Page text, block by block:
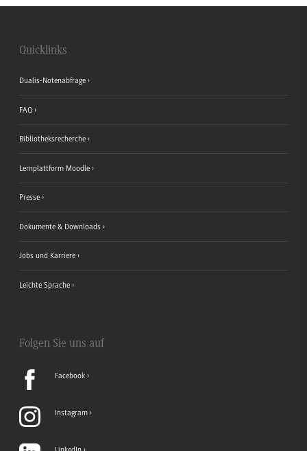
Quicklinks
Dualis-Notenabfrage
FAQ
Bibliotheksrecherche
Lernplattform Moodle
Presse
Dokumente & Downloads
Jobs und Karriere
Leichte Sprache
Folgen Sie uns auf
Facebook
Instagram